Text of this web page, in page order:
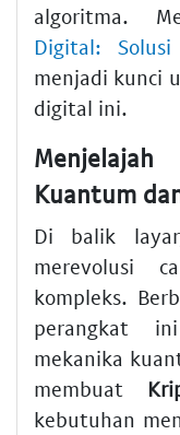
algoritma.
Digital:
menjadi kunci
digital ini.
Kuantum
Di balik
merevolusi
kompleks.
perangkat
mekanika
membuat
kebutuhan